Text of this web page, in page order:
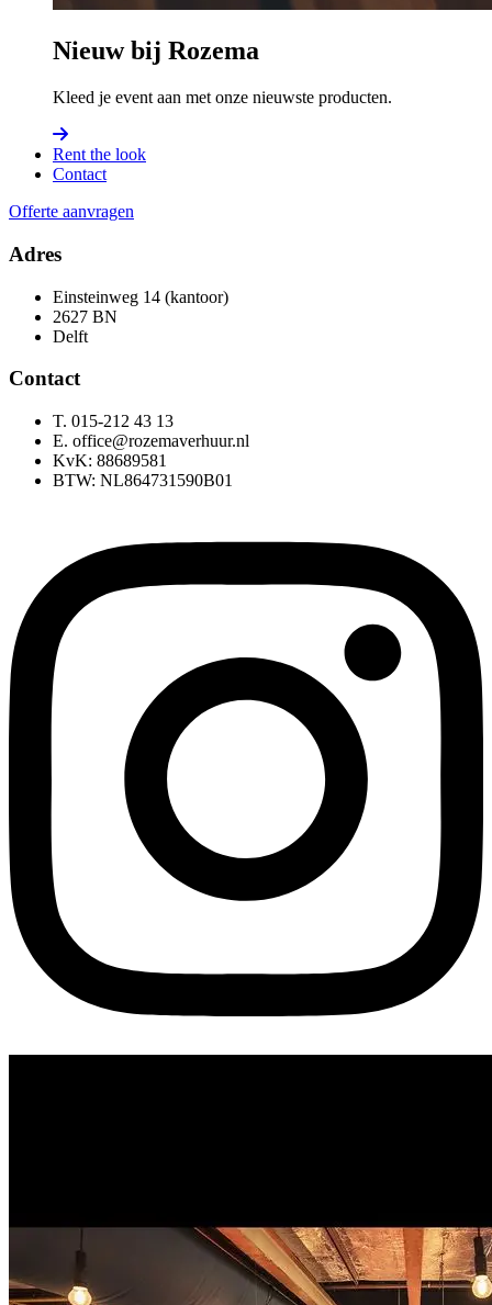
Nieuw bij Rozema
Kleed je event aan met onze nieuwste producten.
Rent the look
Contact
Offerte aanvragen
Adres
Einsteinweg 14 (kantoor)
2627 BN
Delft
Contact
T. 015-212 43 13
E. office@rozemaverhuur.nl
KvK: 88689581
BTW: NL864731590B01